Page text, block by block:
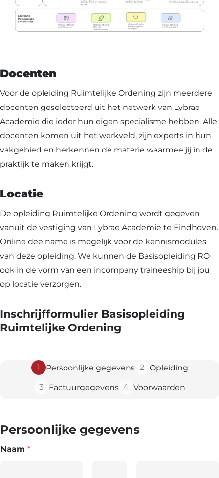
Docenten
Voor de opleiding Ruimtelijke Ordening zijn meerdere
docenten geselecteerd uit het netwerk van Lybrae
Academie die ieder hun eigen specialisme hebben. Alle
docenten komen uit het werkveld, zijn experts in hun
vakgebied en herkennen de materie waarmee jij in de
praktijk te maken krijgt.
Locatie
De opleiding Ruimtelijke Ordening wordt gegeven
vanuit de vestiging van Lybrae Academie te Eindhoven.
Online deelname is mogelijk voor de kennismodules
van deze opleiding. We kunnen de Basisopleiding RO
ook in de vorm van een incompany traineeship bij jou
op locatie verzorgen.
Inschrijfformulier Basisopleiding
Ruimtelijke Ordening
1 Persoonlijke gegevens 2 Opleiding
3 Factuurgegevens 4 Voorwaarden
Persoonlijke gegevens
Naam *